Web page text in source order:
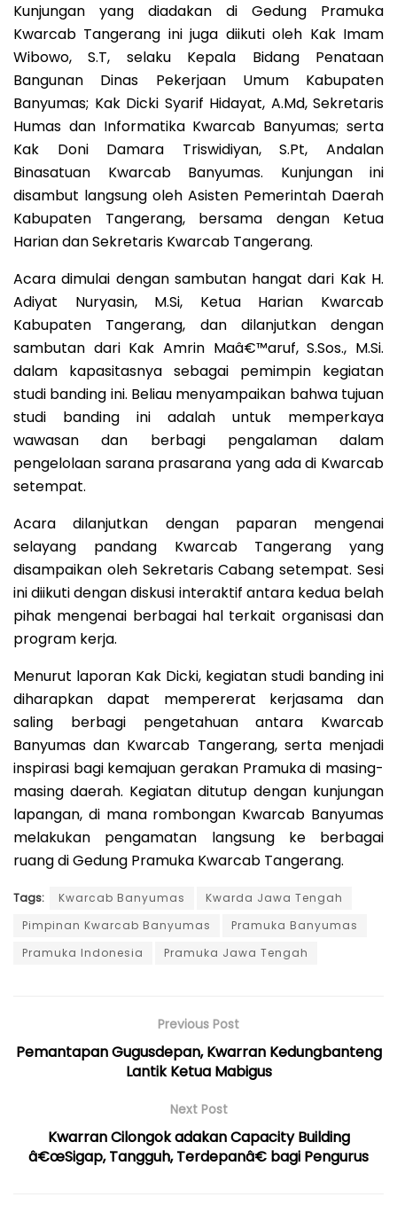
Kunjungan yang diadakan di Gedung Pramuka
Kwarcab Tangerang ini juga diikuti oleh Kak Imam
Wibowo, S.T, selaku Kepala Bidang Penataan
Bangunan Dinas Pekerjaan Umum Kabupaten
Banyumas; Kak Dicki Syarif Hidayat, A.Md, Sekretaris
Humas dan Informatika Kwarcab Banyumas; serta
Kak Doni Damara Triswidiyan, S.Pt, Andalan
Binasatuan Kwarcab Banyumas. Kunjungan ini
disambut langsung oleh Asisten Pemerintah Daerah
Kabupaten Tangerang, bersama dengan Ketua
Harian dan Sekretaris Kwarcab Tangerang.
Acara dimulai dengan sambutan hangat dari Kak H.
Adiyat Nuryasin, M.Si, Ketua Harian Kwarcab
Kabupaten Tangerang, dan dilanjutkan dengan
sambutan dari Kak Amrin Maâ€™aruf, S.Sos., M.Si.
dalam kapasitasnya sebagai pemimpin kegiatan
studi banding ini. Beliau menyampaikan bahwa tujuan
studi banding ini adalah untuk memperkaya
wawasan dan berbagi pengalaman dalam
pengelolaan sarana prasarana yang ada di Kwarcab
setempat.
Acara dilanjutkan dengan paparan mengenai
selayang pandang Kwarcab Tangerang yang
disampaikan oleh Sekretaris Cabang setempat. Sesi
ini diikuti dengan diskusi interaktif antara kedua belah
pihak mengenai berbagai hal terkait organisasi dan
program kerja.
Menurut laporan Kak Dicki, kegiatan studi banding ini
diharapkan dapat mempererat kerjasama dan
saling berbagi pengetahuan antara Kwarcab
Banyumas dan Kwarcab Tangerang, serta menjadi
inspirasi bagi kemajuan gerakan Pramuka di masing-
masing daerah. Kegiatan ditutup dengan kunjungan
lapangan, di mana rombongan Kwarcab Banyumas
melakukan pengamatan langsung ke berbagai
ruang di Gedung Pramuka Kwarcab Tangerang.
Tags: Kwarcab Banyumas
Kwarda Jawa Tengah
Pimpinan Kwarcab Banyumas
Pramuka Banyumas
Pramuka Indonesia
Pramuka Jawa Tengah
Previous Post
Pemantapan Gugusdepan, Kwarran Kedungbanteng
Lantik Ketua Mabigus
Next Post
Kwarran Cilongok adakan Capacity Building
â€œSigap, Tangguh, Terdepanâ€ bagi Pengurus